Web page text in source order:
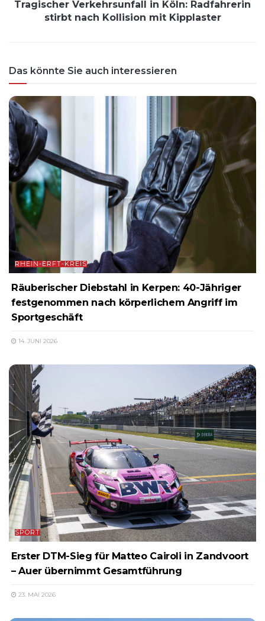
Tragischer Verkehrsunfall in Köln: Radfahrerin
stirbt nach Kollision mit Kipplaster
Das könnte Sie auch interessieren
RHEIN-ERFT-KREIS
Räuberischer Diebstahl in Kerpen: 40-Jähriger
festgenommen nach körperlichem Angriff im
Sportgeschäft
14. JUNI 2026
SPORT
Erster DTM-Sieg für Matteo Cairoli in Zandvoort
– Auer übernimmt Gesamtführung
23. MAI 2026